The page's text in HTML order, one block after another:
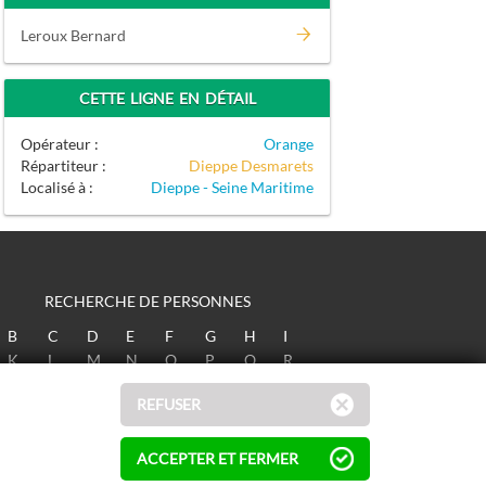
Leroux Bernard
CETTE LIGNE EN DÉTAIL
Opérateur :
Orange
Répartiteur :
Dieppe Desmarets
Localisé à :
Dieppe - Seine Maritime
RECHERCHE DE PERSONNES
B C D E F G H
I
K L M N O P Q
R
W X Y Z
REFUSER
ACCEPTER ET FERMER